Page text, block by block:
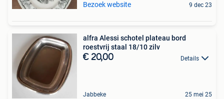
Bezoek website 9 dec 23
alfra Alessi schotel plateau bord
roestvrij staal 18/10 zilv
€ 20,00 Details
Jabbeke 25 mei 25